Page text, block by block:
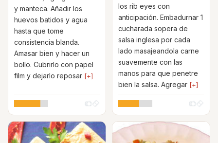
y manteca. Añadir los
huevos batidos y agua
hasta que tome
consistencia blanda.
Amasar bien y hacer un
bollo. Cubrirlo con papel
film y dejarlo reposar [+]
los rib eyes con
anticipación. Embadurnar 1
cucharada sopera de
salsa inglesa por cada
lado masajeandola carne
suavemente con las
manos para que penetre
bien la salsa. Agregar [+]